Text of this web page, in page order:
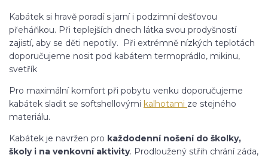
Kabátek si hravě poradí s jarní i podzimní dešťovou
přeháňkou. Při teplejších dnech látka svou prodyšností
zajistí, aby se děti nepotily. Při extrémně nízkých teplotách
doporučujeme nosit pod kabátem termoprádlo, mikinu,
svetřík
Pro maximální komfort při pobytu venku doporučujeme
kabátek sladit se softshellovými kalhotami ze stejného
materiálu.
Kabátek je navržen pro každodenní nošení do školky,
školy i na venkovní aktivity. Prodloužený střih chrání záda,